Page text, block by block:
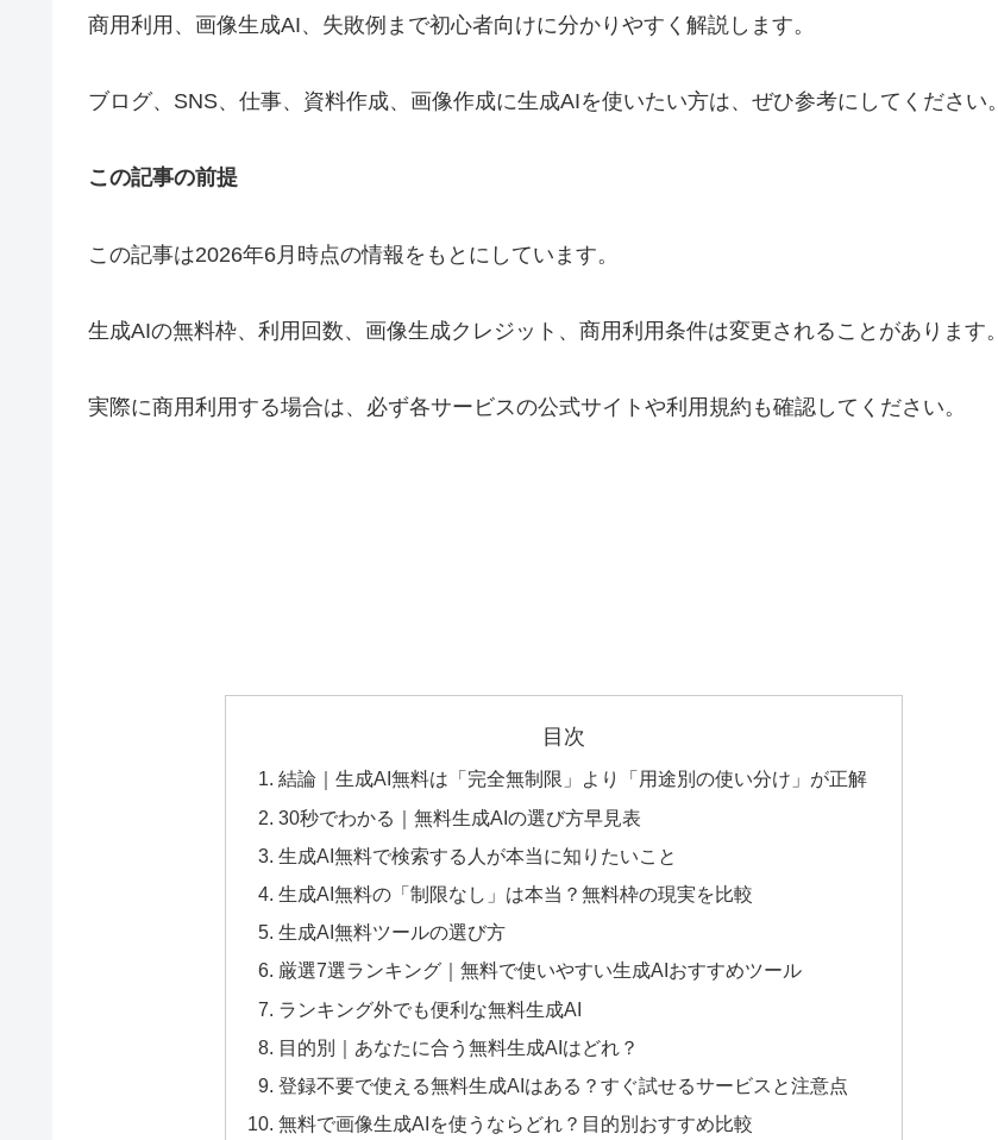
商用利用、画像生成AI、失敗例まで初心者向けに分かりやすく解説します。
ブログ、SNS、仕事、資料作成、画像作成に生成AIを使いたい方は、ぜひ参考にしてください。
この記事の前提
この記事は2026年6月時点の情報をもとにしています。
生成AIの無料枠、利用回数、画像生成クレジット、商用利用条件は変更されることがあります。
実際に商用利用する場合は、必ず各サービスの公式サイトや利用規約も確認してください。
目次
結論｜生成AI無料は「完全無制限」より「用途別の使い分け」が正解
30秒でわかる｜無料生成AIの選び方早見表
生成AI無料で検索する人が本当に知りたいこと
生成AI無料の「制限なし」は本当？無料枠の現実を比較
生成AI無料ツールの選び方
厳選7選ランキング｜無料で使いやすい生成AIおすすめツール
ランキング外でも便利な無料生成AI
目的別｜あなたに合う無料生成AIはどれ？
登録不要で使える無料生成AIはある？すぐ試せるサービスと注意点
無料で画像生成AIを使うならどれ？目的別おすすめ比較